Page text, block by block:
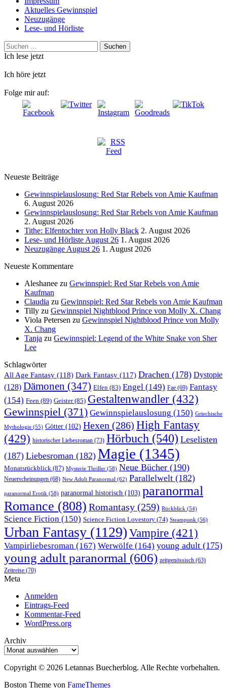
Aktuelles Gewinnspiel
Neuzugänge
Lese- und Hörliste
Suchen
nach:
Ich lese jetzt
Ich höre jetzt
Folge mir auf:
Neueste Beiträge
Gewinnspielauslosung: Red Star Rebels von Amie Kaufman
6. August 2026
Gewinnspielauslosung: Red Star Rebels von Amie Kaufman
2. August 2026
Tithe: Elfentochter von Holly Black 2. August 2026
Lese- und Hörliste August 26 1. August 2026
Neuzugänge August 26 1. August 2026
Neueste Kommentare
Aleshanee zu Gewinnspiel: Red Star Rebels von Amie
Kaufman
Claudia zu Gewinnspiel: Red Star Rebels von Amie Kaufman
Tilly zu Gewinnspiel Nightblood Prince von Molly X. Chang
Viola Petersen zu Gewinnspiel Nightblood Prince von Molly
X. Chang
Tanja zu Gewinnspiel: Legend of the White Snake von Sher
Lee
Schlagwörter
All Age Fantasy (118) Dark Fantasy (117) Drachen (178) Dystopie
(128) Dämonen (347) Elfen (83) Engel (149) Fae (69) Fantasy
(154) Feen (89) Geister(85) Gestaltenwandler (432)
Gewinnspiel (371) Gewinnspielauslosung (150) Griechische
Mythologie (55) Götter (102) Hexen (286) High Fantasy
(429) historischer Liebesroman (73) Hörbuch (540) Leselisten
(187) Liebesroman (182) Magie (1345)
Monatsrückblick (87) Mysterie Thriller (58) Neue Bücher (190)
Neuerscheinungen (68) New Adult Paranormal (62) Parallelwelt (182)
paranormal Erotik (58) paranormal historisch (103) paranormal
Romance (808) Romantasy (259) Rückblick (54)
Science Fiction (150) Science Fiction Lovestory (74) Steampunk (56)
Urban Fantasy (1129) Vampire (421)
Vampirliebesroman (167) Werwölfe (164) young adult (175)
young adult paranormal (606) zeitgenössisch (63)
Zeitreise (70)
Meta
Anmelden
Eintrags-Feed
Kommentar-Feed
WordPress.org
Archiv
Archiv
Copyright © 2026 Letannas Buecherblog. Alle Rechte vorbehalten.
Boston Theme von FameThemes